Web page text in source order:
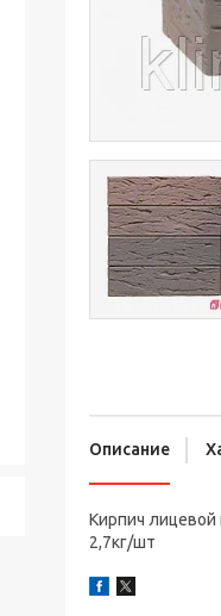
Описание
Кирпич
2,7кг/шт